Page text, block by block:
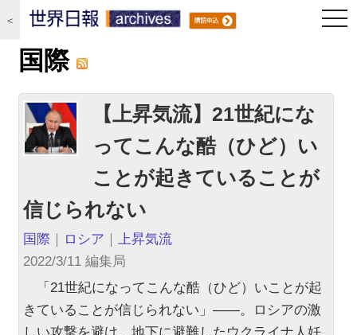
＜
国際
【上昇気流】21世紀にな
ってこんな酷（ひど）い
ことが起きていることが
信じられない
国際 ｜ ロシア ｜上昇気流
2022/3/11 編集局
「21世紀になってこんな酷（ひど）いことが起
きていることが信じられない」――。ロシアの激